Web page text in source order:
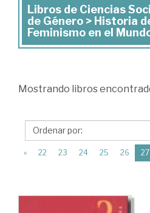
Libros
de
Ciencias
>
de
Género
del
Libros de Ciencias
de Género > Historia
Feminismo en el
Mostrando libros
« 22 23 24 25 26 27